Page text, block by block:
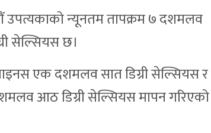
उपत्यकाको न्यूनतम तापक्रम ७ दशमलव
सेल्सियस छ।
एक दशमलव सात डिग्री सेल्सियस र
आठ डिग्री सेल्सियस मापन गरिएको